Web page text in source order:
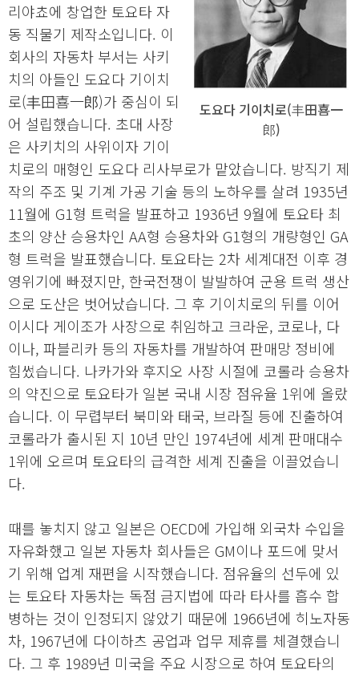
도요다 기이치로(丰田喜一
郎)
리야쵸에 창업한 토요타 자
동 직물기 제작소입니다. 이
회사의 자동차 부서는 사키
치의 아들인 도요다 기이치
로(丰田喜一郎)가 중심이 되
어 설립했습니다. 초대 사장
은 사키치의 사위이자 기이
치로의 매형인 도요다 리사부로가 맡았습니다. 방직기 제
작의 주조 및 기계 가공 기술 등의 노하우를 살려 1935년
11월에 G1형 트럭을 발표하고 1936년 9월에 토요타 최
초의 양산 승용차인 AA형 승용차와 G1형의 개량형인 GA
형 트럭을 발표했습니다. 토요타는 2차 세계대전 이후 경
영위기에 빠졌지만, 한국전쟁이 발발하여 군용 트럭 생산
으로 도산은 벗어났습니다. 그 후 기이치로의 뒤를 이어
이시다 게이조가 사장으로 취임하고 크라운, 코로나, 다
이나, 파블리카 등의 자동차를 개발하여 판매망 정비에
힘썼습니다. 나카가와 후지오 사장 시절에 코롤라 승용차
의 약진으로 토요타가 일본 국내 시장 점유율 1위에 올랐
습니다. 이 무렵부터 북미와 태국, 브라질 등에 진출하여
코롤라가 출시된 지 10년 만인 1974년에 세계 판매대수
1위에 오르며 토요타의 급격한 세계 진출을 이끌었습니
다.
때를 놓치지 않고 일본은 OECD에 가입해 외국차 수입을
자유화했고 일본 자동차 회사들은 GM이나 포드에 맞서
기 위해 업계 재편을 시작했습니다. 점유율의 선두에 있
는 토요타 자동차는 독점 금지법에 따라 타사를 흡수 합
병하는 것이 인정되지 않았기 때문에 1966년에 히노자동
차, 1967년에 다이하츠 공업과 업무 제휴를 체결했습니
다. 그 후 1989년 미국을 주요 시장으로 하여 토요타의